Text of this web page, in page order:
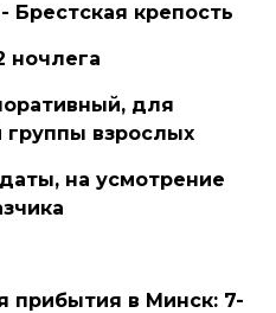
крепость
ночлега
для
группы взрослых
на усмотрение
прибытия в Минск: 7-